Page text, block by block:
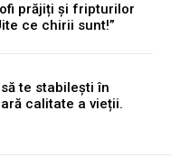
prăjiți și fripturilor
ce chirii sunt!”
te stabilești în
calitate a vieții.